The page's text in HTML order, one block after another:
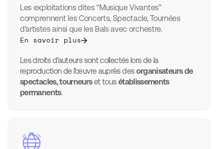
Les exploitations dites “Musique Vivantes”
comprennent les Concerts, Spectacle, Tournées
d’artistes ainsi que les Bals avec orchestre.
En savoir plus
Les droits d’auteurs sont collectés lors de la
reproduction de l’œuvre auprès desorganisateurs de
spectacles, tourneurset tousétablissements
permanents.